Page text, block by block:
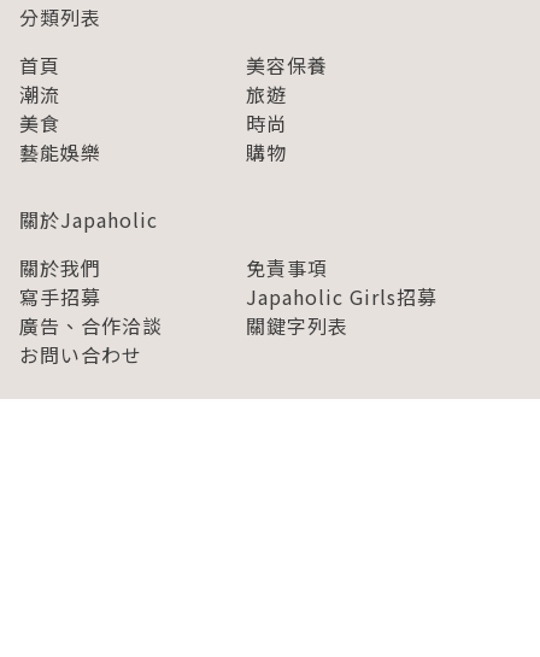
分類列表
首頁
美容保養
潮流
旅遊
美食
時尚
藝能娛樂
購物
關於Japaholic
關於我們
免責事項
寫手招募
Japaholic Girls招募
廣告、合作洽談
關鍵字列表
お問い合わせ